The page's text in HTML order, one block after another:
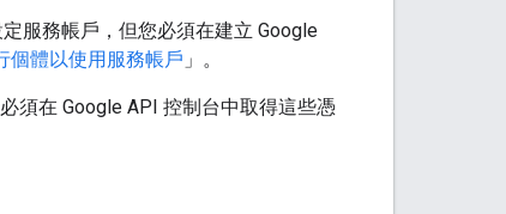
服務帳戶，但您必須在建立 Google
個體以使用服務帳戶 」。
須在 Google API 控制台中取得這些憑